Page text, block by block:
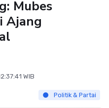
Mubes
Ajang
WIB
Politik & Partai